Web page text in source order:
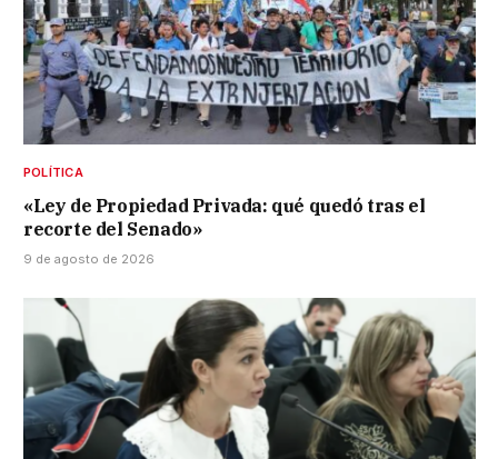
POLÍTICA
«Ley de Propiedad Privada: qué quedó tras el
recorte del Senado»
9 de agosto de 2026